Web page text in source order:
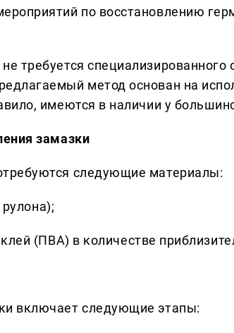
по восстановлению
требуется специализированного
метод основан на
имеются в наличии у
замазки
следующие материалы:
(ПВА) в количестве
включает следующие этапы: